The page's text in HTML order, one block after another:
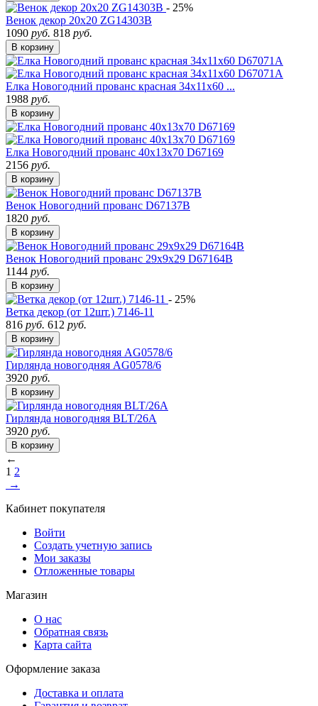
- 25%
Венок декор 20х20 ZG14303B
1090 руб. 818 руб.
В корзину
Елка Новогодний прованс красная 34х11х60 ...
1988 руб.
В корзину
Елка Новогодний прованс 40х13х70 D67169
2156 руб.
В корзину
Венок Новогодний прованс D67137B
1820 руб.
В корзину
Венок Новогодний прованс 29х9х29 D67164B
1144 руб.
В корзину
- 25%
Ветка декор (от 12шт.) 7146-11
816 руб. 612 руб.
В корзину
Гирлянда новогодняя AG0578/6
3920 руб.
В корзину
Гирлянда новогодняя BLT/26A
3920 руб.
В корзину
←
1 2
→
Кабинет покупателя
Войти
Создать учетную запись
Мои заказы
Отложенные товары
Магазин
О нас
Обратная связь
Карта сайта
Оформление заказа
Доставка и оплата